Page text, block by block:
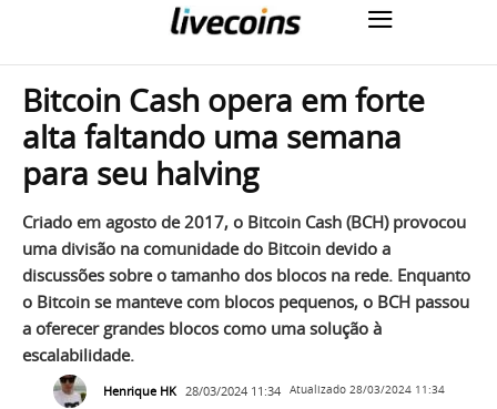
Bitcoin Cash opera em forte
alta faltando uma semana
para seu halving
Criado em agosto de 2017, o Bitcoin Cash (BCH) provocou
uma divisão na comunidade do Bitcoin devido a
discussões sobre o tamanho dos blocos na rede. Enquanto
o Bitcoin se manteve com blocos pequenos, o BCH passou
a oferecer grandes blocos como uma solução à
escalabilidade.
Henrique HK 28/03/2024 11:34 Atualizado 28/03/2024 11:34